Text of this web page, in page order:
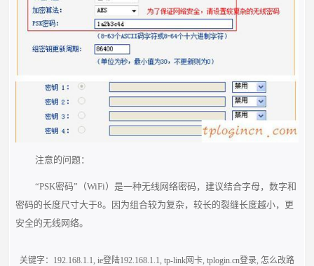
注意的问题：
“PSK密码”（WiFi）是一种无线网络密码，建议结合字母，数字和
密码的长度尺寸大于8。因为组合较为复杂，较长的裂缝长度越小，更
安全的无线网络。
关键字： 192.168.1.1 ,ie登陆192.168.1.1 ,tp-link网卡 ,tplogin.cn登录 怎么改路